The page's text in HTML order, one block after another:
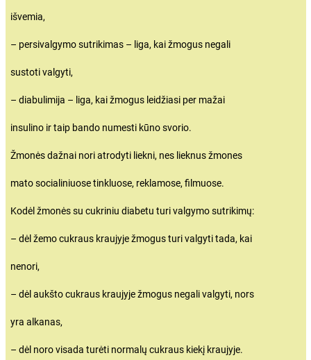
išvemia,
– persivalgymo sutrikimas – liga, kai žmogus negali
sustoti valgyti,
– diabulimija – liga, kai žmogus leidžiasi per mažai
insulino ir taip bando numesti kūno svorio.
Žmonės dažnai nori atrodyti liekni, nes lieknus žmones
mato socialiniuose tinkluose, reklamose, filmuose.
Kodėl žmonės su cukriniu diabetu turi valgymo sutrikimų:
– dėl žemo cukraus kraujyje žmogus turi valgyti tada, kai
nenori,
– dėl aukšto cukraus kraujyje žmogus negali valgyti, nors
yra alkanas,
– dėl noro visada turėti normalų cukraus kiekį kraujyje.